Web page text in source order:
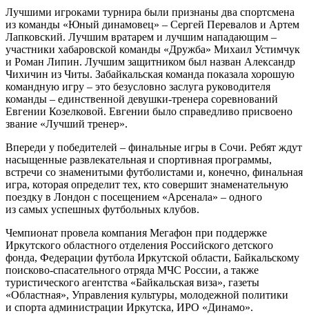
Лучшими игроками турнира были признаны два спортсмена
из команды «Юный динамовец» – Сергей Перевалов и Артем
Лапковский. Лучшим вратарем и лучшим нападающим –
участники хабаровской команды «Дружба» Михаил Устимчук
и Роман Липин. Лучшим защитником был назван Александр
Чихичин из Читы. Забайкальская команда показала хорошую
командную игру – это безусловно заслуга руководителя
команды – единственной девушки-тренера соревнований
Евгении Козелковой. Евгении было справедливо присвоено
звание «Лучший тренер».
Впереди у победителей – финальные игры в Сочи. Ребят ждут
насыщенные развлекательная и спортивная программы,
встречи со знаменитыми футболистами и, конечно, финальная
игра, которая определит тех, кто совершит знаменательную
поездку в Лондон с посещением «Арсенала» – одного
из самых успешных футбольных клубов.
Чемпионат провела компания Мегафон при поддержке
Иркутского областного отделения Российского детского
фонда, Федерации футбола Иркутской области, Байкальскому
поисково-спасательного отряда МЧС России, а также
туристического агентства «Байкальская виза», газеты
«Областная», Управления культуры, молодежной политики
и спорта администрации Иркутска, ИРО «Динамо».